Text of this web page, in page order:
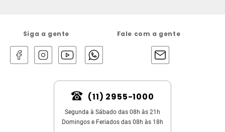
Siga a gente Fale com a gente
(11) 2955-1000
Segunda à Sábado das 08h às 21h
Domingos e Feriados das 08h às 18h